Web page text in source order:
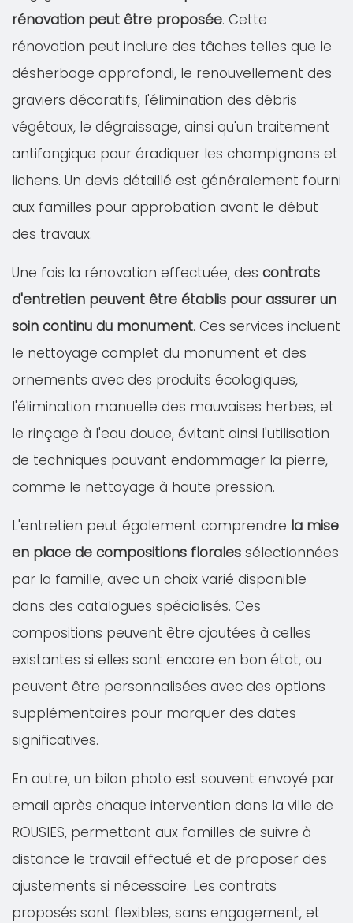
rénovation peut être proposée. Cette
rénovation peut inclure des tâches telles que le
désherbage approfondi, le renouvellement des
graviers décoratifs, l'élimination des débris
végétaux, le dégraissage, ainsi qu'un traitement
antifongique pour éradiquer les champignons et
lichens. Un devis détaillé est généralement fourni
aux familles pour approbation avant le début
des travaux.
Une fois la rénovation effectuée, des contrats
d'entretien peuvent être établis pour assurer un
soin continu du monument. Ces services incluent
le nettoyage complet du monument et des
ornements avec des produits écologiques,
l'élimination manuelle des mauvaises herbes, et
le rinçage à l'eau douce, évitant ainsi l'utilisation
de techniques pouvant endommager la pierre,
comme le nettoyage à haute pression.
L'entretien peut également comprendre la mise
en place de compositions florales sélectionnées
par la famille, avec un choix varié disponible
dans des catalogues spécialisés. Ces
compositions peuvent être ajoutées à celles
existantes si elles sont encore en bon état, ou
peuvent être personnalisées avec des options
supplémentaires pour marquer des dates
significatives.
En outre, un bilan photo est souvent envoyé par
email après chaque intervention dans la ville de
ROUSIES, permettant aux familles de suivre à
distance le travail effectué et de proposer des
ajustements si nécessaire. Les contrats
proposés sont flexibles, sans engagement, et